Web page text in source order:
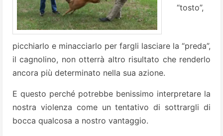
“tosto”,
picchiarlo e minacciarlo per fargli lasciare la “preda”,
il cagnolino, non otterrà altro risultato che renderlo
ancora più determinato nella sua azione.
E questo perché potrebbe benissimo interpretare la
nostra violenza come un tentativo di sottrargli di
bocca qualcosa a nostro vantaggio.